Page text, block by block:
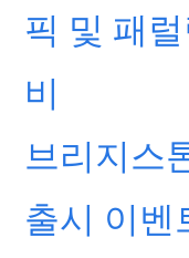
픽 및 패
비
브리지스
출시 이벤